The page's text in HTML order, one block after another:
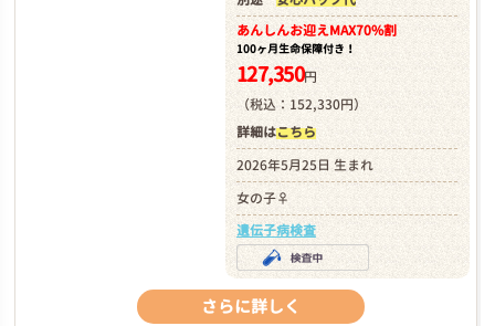
あんしんお迎えMAX70%割
100ヶ月生命保障付き！
127,350円
（税込：152,330円）
詳細はこちら
2026年5月25日 生まれ
女の子♀
遺伝子病検査
さらに詳しく